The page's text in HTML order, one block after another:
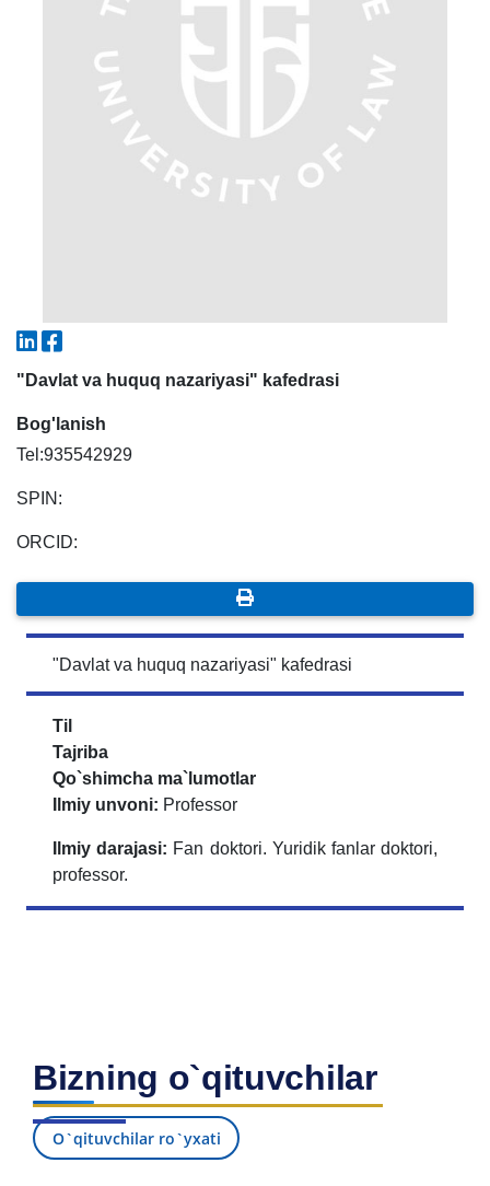
"Davlat va huquq nazariyasi" kafedrasi
Bog'lanish
Tel:935542929
SPIN:
ORCID:
"Davlat va huquq nazariyasi" kafedrasi
Til
Tajriba
Qo`shimcha ma`lumotlar
Ilmiy unvoni: Professor
Ilmiy darajasi: Fan doktori. Yuridik fanlar doktori,
professor.
Bizning o`qituvchilar
O`qituvchilar ro`yxati
9. Magistratura kvotasi (4) ✉️ Adminga yozish